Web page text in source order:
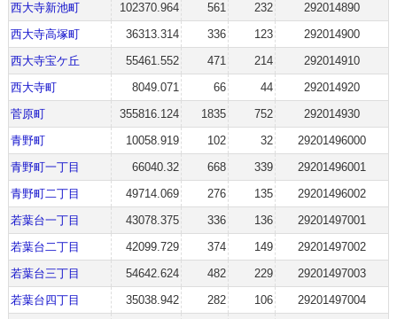
西大寺新池町
102370.964 561 232
292014890
西大寺高塚町
36313.314 336 123
292014900
西大寺宝ケ丘
55461.552 471 214
292014910
西大寺町
8049.071 66 44
292014920
菅原町
355816.124 1835 752
292014930
青野町
10058.919 102 32
29201496000
青野町一丁目
66040.32 668 339
29201496001
青野町二丁目
49714.069 276 135
29201496002
若葉台一丁目
43078.375 336 136
29201497001
若葉台二丁目
42099.729 374 149
29201497002
若葉台三丁目
54642.624 482 229
29201497003
若葉台四丁目
35038.942 282 106
29201497004